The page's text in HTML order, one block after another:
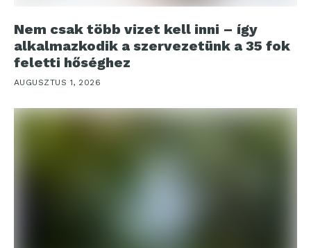
Nem csak több vizet kell inni – így
alkalmazkodik a szervezetünk a 35 fok
feletti hőséghez
AUGUSZTUS 1, 2026